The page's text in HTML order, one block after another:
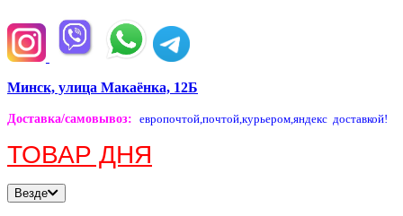
Минск, улица Макаёнка, 12Б
Доставка/самовывоз: европочтой,почтой,курьером,яндекс доставкой!
ТОВАР ДНЯ
Везде